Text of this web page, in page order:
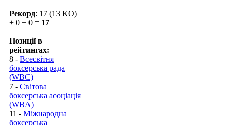
Рекорд: 17 (13 KO)
+ 0 + 0 = 17
Позиції в
рейтингах:
8 - Всесвітня
боксерська рада
(WBC)
7 - Світова
боксерська асоціація
(WBA)
11 - Міжнародна
боксерська